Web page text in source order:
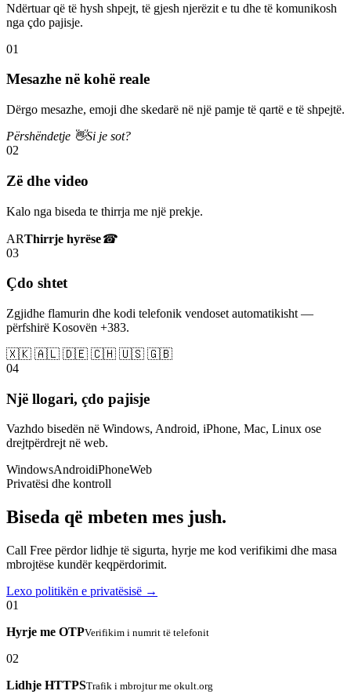
Ndërtuar që të hysh shpejt, të gjesh njerëzit e tu dhe të komunikosh
nga çdo pajisje.
01
Mesazhe në kohë reale
Dërgo mesazhe, emoji dhe skedarë në një pamje të qartë e të shpejtë.
Përshëndetje 👋Si je sot?
02
Zë dhe video
Kalo nga biseda te thirrja me një prekje.
ARThirrje hyrëse☎
03
Çdo shtet
Zgjidhe flamurin dhe kodi telefonik vendoset automatikisht —
përfshirë Kosovën +383.
🇽🇰 🇦🇱 🇩🇪 🇨🇭 🇺🇸 🇬🇧
04
Një llogari, çdo pajisje
Vazhdo bisedën në Windows, Android, iPhone, Mac, Linux ose
drejtpërdrejt në web.
WindowsAndroidiPhoneWeb
Privatësi dhe kontroll
Biseda që mbeten mes jush.
Call Free përdor lidhje të sigurta, hyrje me kod verifikimi dhe masa
mbrojtëse kundër keqpërdorimit.
Lexo politikën e privatësisë →
01
Hyrje me OTPVerifikim i numrit të telefonit
02
Lidhje HTTPSTrafik i mbrojtur me okult.org